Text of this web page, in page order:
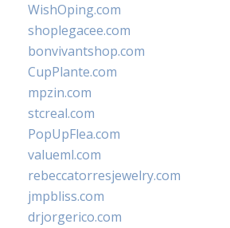
WishOping.com
shoplegacee.com
bonvivantshop.com
CupPlante.com
mpzin.com
stcreal.com
PopUpFlea.com
valueml.com
rebeccatorresjewelry.com
jmpbliss.com
drjorgerico.com